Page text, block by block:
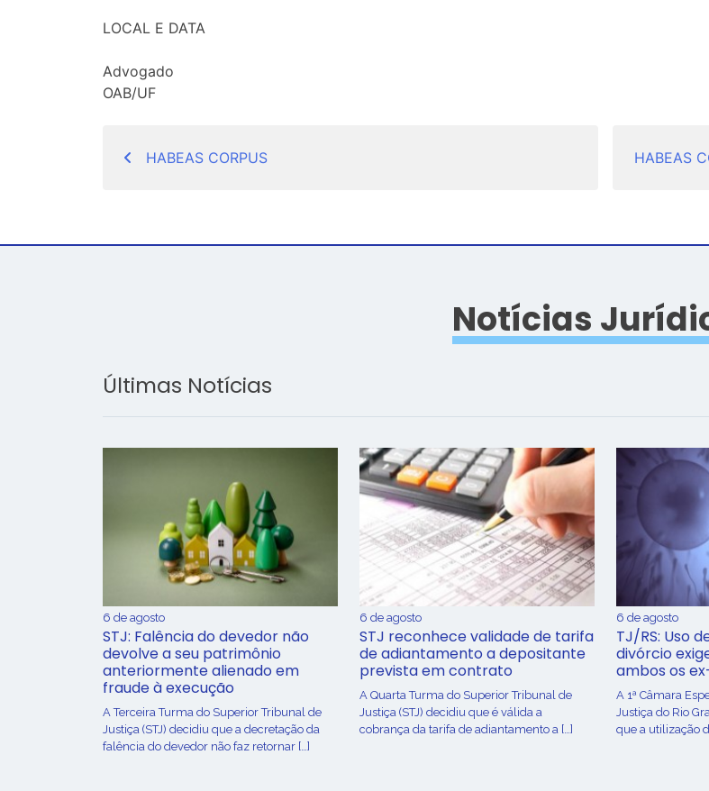
LOCAL E DATA
Advogado
OAB/UF
Navegação
de
HABEAS CORPUS HABEAS
Notícias
Últimas Notícias
6 de agosto
STJ: Falência do devedor não
devolve a seu patrimônio
anteriormente alienado em
fraude à execução
A Terceira Turma do Superior Tribunal de
Justiça (STJ) decidiu que a decretação da
falência do devedor não faz retornar […]
6 de agosto
STJ reconhece validade de tarifa
de adiantamento a depositante
prevista em contrato
A Quarta Turma do Superior Tribunal de
Justiça (STJ) decidiu que é válida a
cobrança da tarifa de adiantamento a […]
6 de agosto
TJ/RS: Uso
divórcio
ambos os
A 1ª Câmara
Justiça do Rio
que a utilização